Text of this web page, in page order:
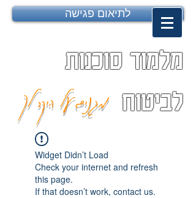
לתיאום פגישה
מלמוד סוכנות
לביטוח מגנים על היקר לך
Widget Didn’t Load
Check your internet and refresh
this page.
If that doesn’t work, contact us.